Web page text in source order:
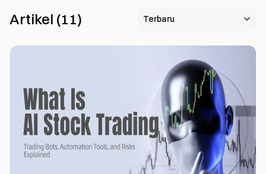
Artikel (11)